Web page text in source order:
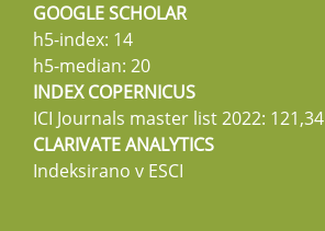
GOOGLE SCHOLAR
h5-index: 14
h5-median: 20
INDEX COPERNICUS
ICI Journals master list 2022: 121,34
CLARIVATE ANALYTICS
Indeksirano v ESCI